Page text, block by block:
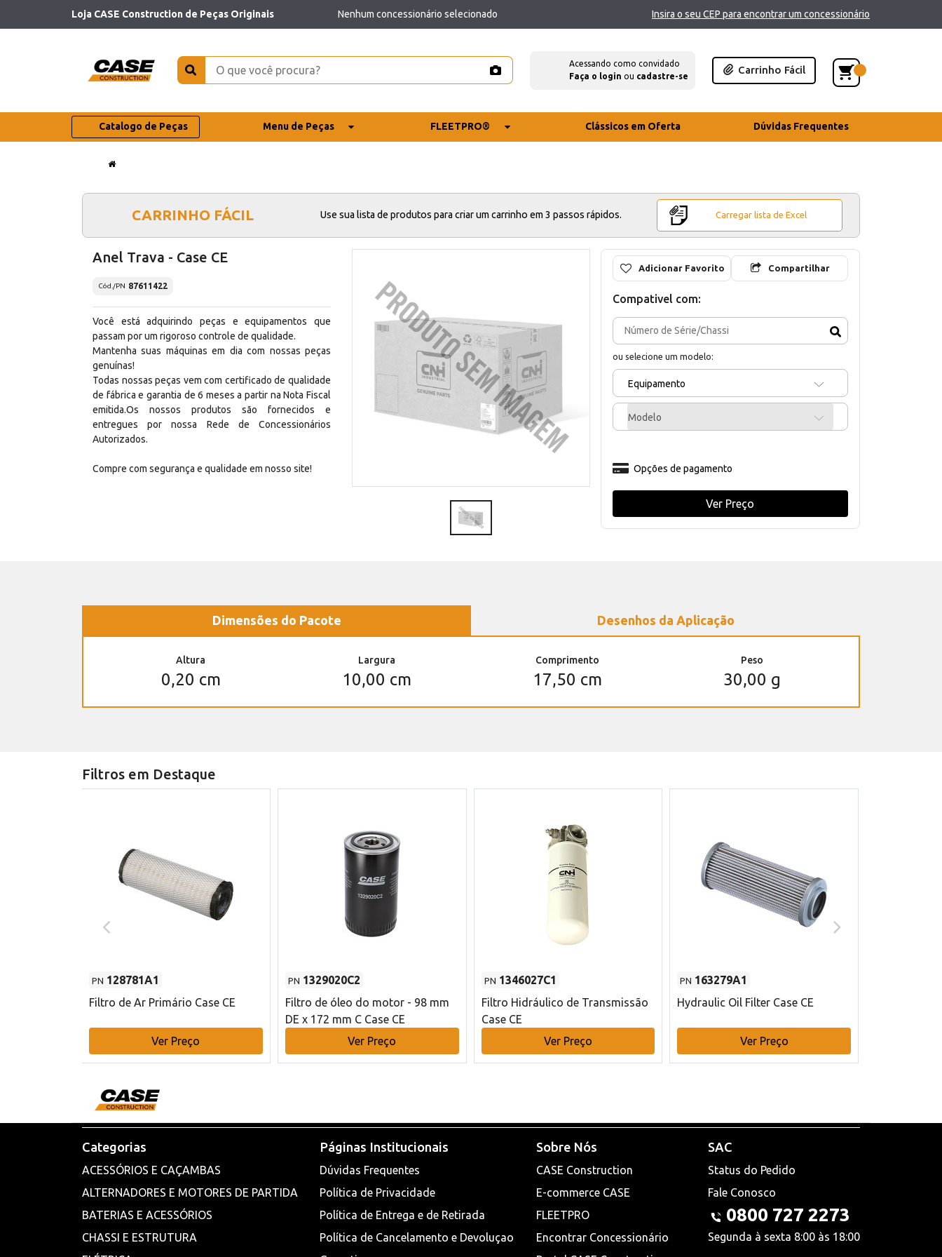
Loja CASE Construction de Peças Originais Nenhum concessionário selecionado Insira o seu CEP para encontrar um concessionário
Acessando como convidado
Faça o login ou cadastre-se
Carrinho Fácil
Catalogo de Peças Menu de Peças FLEETPRO® Clássicos em Oferta Dúvidas Frequentes
CARRINHO FÁCIL Use sua lista de produtos para criar um carrinho em 3 passos rápidos. Carregar lista de Excel
Anel Trava - Case CE
Cód./PN 87611422
Você está adquirindo peças e equipamentos que
passam por um rigoroso controle de qualidade.
Mantenha suas máquinas em dia com nossas peças
genuínas!
Todas nossas peças vem com certificado de qualidade
de fábrica e garantia de 6 meses a partir na Nota Fiscal
emitida.Os nossos produtos são fornecidos e
entregues por nossa Rede de Concessionários
Autorizados.
Compre com segurança e qualidade em nosso site!
Adicionar Favorito Compartilhar
Compativel com:
ou selecione um modelo:
Equipamento
Modelo
Opções de pagamento
Ver Preço
Dimensões do Pacote Desenhos da Aplicação
Altura
0,20 cm
Largura
10,00 cm
Comprimento
17,50 cm
Peso
30,00 g
Filtros em Destaque
PN 128781A1
Filtro de Ar Primário Case CE
Ver Preço
PN 1329020C2
Filtro de óleo do motor - 98 mm
DE x 172 mm C Case CE
Ver Preço
PN 1346027C1
Filtro Hidráulico de Transmissão
Case CE
Ver Preço
PN 163279A1
Hydraulic Oil Filter Case CE
Ver Preço
Categorias
ACESSÓRIOS E CAÇAMBAS
ALTERNADORES E MOTORES DE PARTIDA
BATERIAS E ACESSÓRIOS
CHASSI E ESTRUTURA
Páginas Institucionais
Dúvidas Frequentes
Política de Privacidade
Política de Entrega e de Retirada
Política de Cancelamento e Devoluçao
Sobre Nós
CASE Construction
E-commerce CASE
FLEETPRO
Encontrar Concessionário
SAC
Status do Pedido
Fale Conosco
0800 727 2273
Segunda à sexta 8:00 às 18:00